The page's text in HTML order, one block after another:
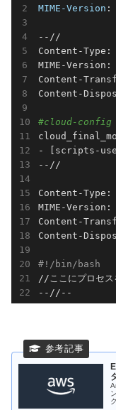
MIME-Version
--//
Content-
MIME-
Content-
Content-
#cloud-config
- [scripts-
--//
Content-
MIME-
Content-
Content-
#!/bin/bash
//ここにプロセス
--//--